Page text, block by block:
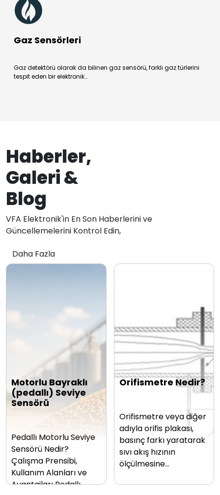
Gaz Sensörleri
Gaz detektörü olarak da bilinen gaz sensörü, farklı gaz türlerini
tespit eden bir elektronik…
Haberler,
Galeri &
Blog
VFA Elektronik'in En Son Haberlerini ve
Güncellemelerini Kontrol Edin,
Daha Fazla
Motorlu Bayraklı
(pedallı) Seviye
Sensörü
Pedallı Motorlu Seviye
Sensörü Nedir?
Çalışma Prensibi,
Kullanım Alanları ve
Avantajları Pedallı…
Orifismetre Nedir?
Orifismetre veya diğer
adıyla orifis plakası,
basınç farkı yaratarak
sıvı akış hızının
ölçülmesine…